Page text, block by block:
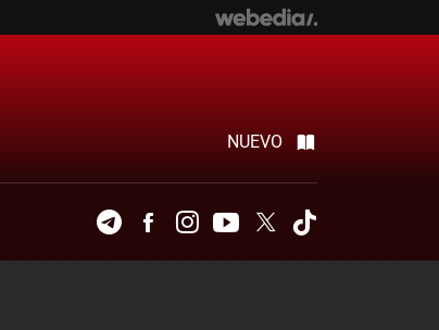
NUEVO
TelegramFacebookInstagramYoutubeTwitter